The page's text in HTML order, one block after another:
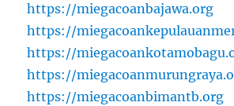
https://miegacoanbajawa.org
https://
https://
https://
https://miegacoanbimantb.org